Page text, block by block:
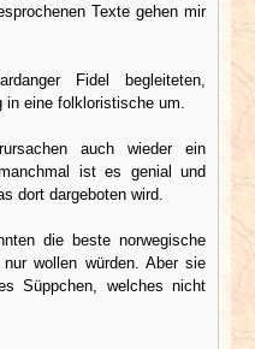
Texte gehen mir
Fidel begleiteten,
in eine folkloristische um.
auch wieder ein
ist es genial und
dort dargeboten wird.
die beste norwegische
wollen würden. Aber sie
Süppchen, welches nicht